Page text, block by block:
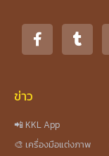
ข่าว
📲 KKL App
🎨 เครื่องมือแต่งภาพ